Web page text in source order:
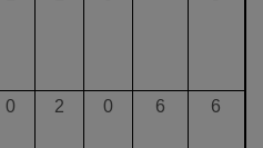
0 2 0 6 6